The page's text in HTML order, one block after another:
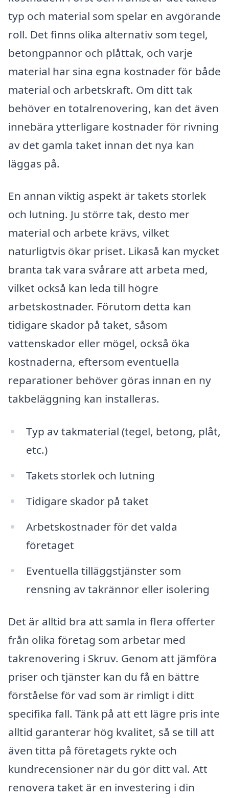
typ och material som spelar en avgörande
roll. Det finns olika alternativ som tegel,
betongpannor och plåttak, och varje
material har sina egna kostnader för både
material och arbetskraft. Om ditt tak
behöver en totalrenovering, kan det även
innebära ytterligare kostnader för rivning
av det gamla taket innan det nya kan
läggas på.
En annan viktig aspekt är takets storlek
och lutning. Ju större tak, desto mer
material och arbete krävs, vilket
naturligtvis ökar priset. Likaså kan mycket
branta tak vara svårare att arbeta med,
vilket också kan leda till högre
arbetskostnader. Förutom detta kan
tidigare skador på taket, såsom
vattenskador eller mögel, också öka
kostnaderna, eftersom eventuella
reparationer behöver göras innan en ny
takbeläggning kan installeras.
Typ av takmaterial (tegel, betong, plåt,
etc.)
Takets storlek och lutning
Tidigare skador på taket
Arbetskostnader för det valda
företaget
Eventuella tilläggstjänster som
rensning av takrännor eller isolering
Det är alltid bra att samla in flera offerter
från olika företag som arbetar med
takrenovering i Skruv. Genom att jämföra
priser och tjänster kan du få en bättre
förståelse för vad som är rimligt i ditt
specifika fall. Tänk på att ett lägre pris inte
alltid garanterar hög kvalitet, så se till att
även titta på företagets rykte och
kundrecensioner när du gör ditt val. Att
renovera taket är en investering i din